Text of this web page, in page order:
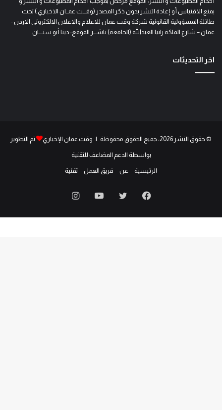
يمنع الاقتباس أو إعادة النشر بدون ذكر المصدر (وقـــت عمــان الاخباري ) تحت
طائلة المسؤولية القانونية شركة وقت عمان للاعلام والاعلان الالكتروني الاردن -
عمان – شارع الملكة رانيا العبدالله (الجامعة) ناشـــر الموقع: دينا أبو سنــــان
اخر التحديثات
© حقوق النشر 2026، جميع الحقوق محفوظة | وقت عمان الإخباري تم التطوير
بواسطة الدعم المضاعف للتقنية
الرئيسية عن فريق العمل تقنية